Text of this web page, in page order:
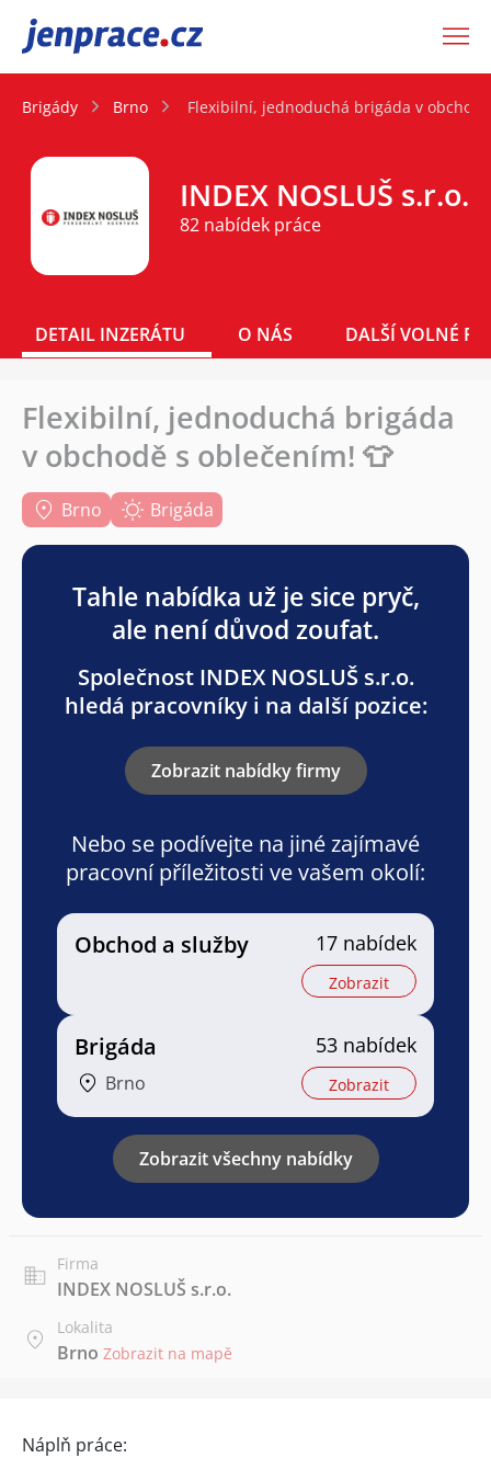
JenPráce.cz
Brigády Brno Flexibilní, jednoduchá brigáda v
INDEX NOSLUŠ s.r.o.
82 nabídek práce
DETAIL INZERÁTU O NÁS DALŠÍ VOLNÉ
Flexibilní, jednoduchá brigáda
v obchodě s oblečením! 👕
Brno Brigáda
Tahle nabídka už je sice pryč,
ale není důvod zoufat.
Společnost INDEX NOSLUŠ s.r.o.
hledá pracovníky i na další pozice:
Zobrazit nabídky firmy
Nebo se podívejte na jiné zajímavé
pracovní příležitosti ve vašem okolí:
Obchod a služby 17 nabídek
Zobrazit
Brigáda
Brno
53 nabídek
Zobrazit
Zobrazit všechny nabídky
Firma
INDEX NOSLUŠ s.r.o.
Lokalita
Brno Zobrazit na mapě
Náplň práce: